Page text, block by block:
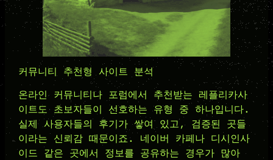
커뮤니티 추천형 사이트 분석
온라인 커뮤니티나 포럼에서 추천받는 레플리카사
이트도 초보자들이 선호하는 유형 중 하나입니다.
실제 사용자들의 후기가 쌓여 있고, 검증된 곳들
이라는 신뢰감 때문이죠. 네이버 카페나 디시인사
이드 같은 곳에서 정보를 공유하는 경우가 많아